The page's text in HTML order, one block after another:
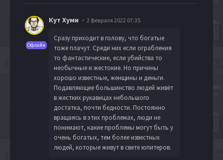
Офлайн
Кут Хуми 2 февраля 2022 07:35
Сразу приходит в голову, что богатые
тоже плачут. Среди них если ограбления
то фантастические, если убийства то
необычные и жестокие. Но причины
хорошо известные, женщины и деньги.
Подавляющее большинство людей живёт
в жестких рукавицах небольшого
достатка, почти бедности. Постоянно
вращаясь в этих проблемах, люди не
понимают, какие проблемы могут быть у
очень богатых, тем более известных
людей, которые живут в свете юпитеров.